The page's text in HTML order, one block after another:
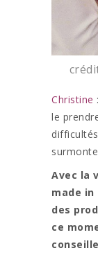
Christine
le
surmonte
Avec la
made in
des
ce